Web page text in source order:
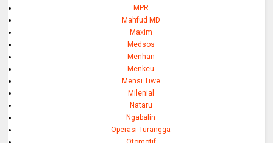
MPR
Mahfud MD
Maxim
Medsos
Menhan
Menkeu
Mensi Tiwe
Milenial
Nataru
Ngabalin
Operasi Turangga